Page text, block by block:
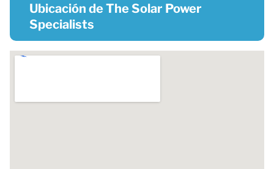
Ubicación de The Solar Power
Specialists